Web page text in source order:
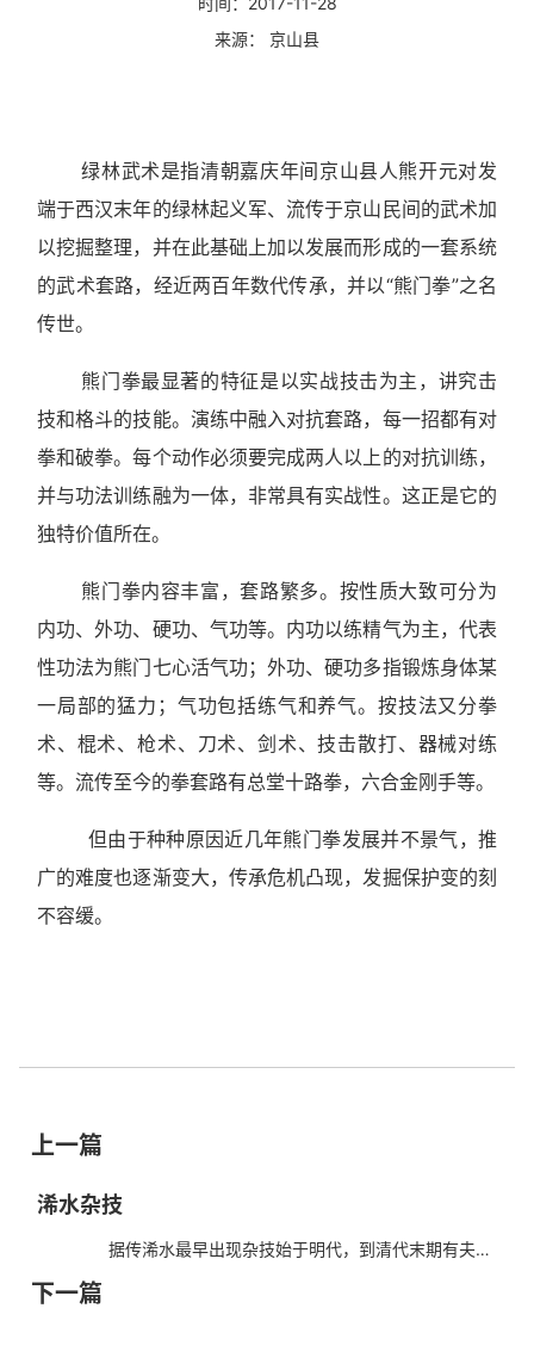
来源： 京山县
绿林武术是指清朝嘉庆年间京山县人熊开元对发
端于西汉末年的绿林起义军、流传于京山民间的武术加
以挖掘整理，并在此基础上加以发展而形成的一套系统
的武术套路，经近两百年数代传承，并以“熊门拳”之名
传世。
熊门拳最显著的特征是以实战技击为主，讲究击
技和格斗的技能。演练中融入对抗套路，每一招都有对
拳和破拳。每个动作必须要完成两人以上的对抗训练，
并与功法训练融为一体，非常具有实战性。这正是它的
独特价值所在。
熊门拳内容丰富，套路繁多。按性质大致可分为
内功、外功、硬功、气功等。内功以练精气为主，代表
性功法为熊门七心活气功；外功、硬功多指锻炼身体某
一局部的猛力；气功包括练气和养气。按技法又分拳
术、棍术、枪术、刀术、剑术、技击散打、器械对练
等。流传至今的拳套路有总堂十路拳，六合金刚手等。
但由于种种原因近几年熊门拳发展并不景气，推
广的难度也逐渐变大，传承危机凸现，发掘保护变的刻
不容缓。
上一篇
浠水杂技
据传浠水最早出现杂技始于明代，到清代末期有夫妻
组建的杂耍班在浠水十分活跃，其“蹬技”、“滑稽”、“耍坛
子”、“吊子”和“爬竿”等都达到了较高水平。...
下一篇